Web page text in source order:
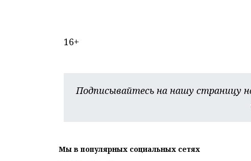
16+
Подписывайтесь на нашу страницу
Мы в популярных социальных сетях